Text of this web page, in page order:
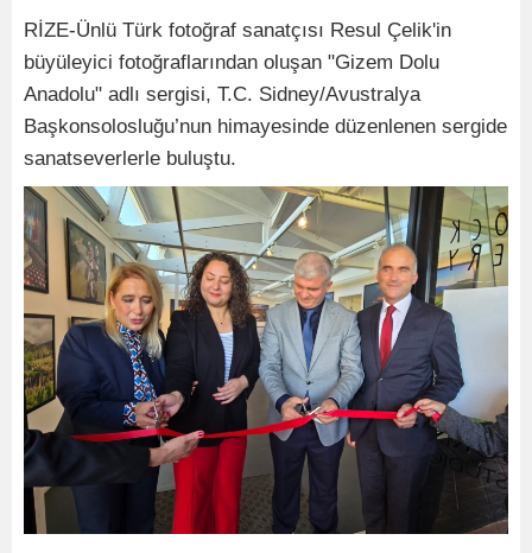
RİZE-Ünlü Türk fotoğraf sanatçısı Resul Çelik'in
büyüleyici fotoğraflarından oluşan "Gizem Dolu
Anadolu" adlı sergisi, T.C. Sidney/Avustralya
Başkonsolosluğu’nun himayesinde düzenlenen sergide
sanatseverlerle buluştu.